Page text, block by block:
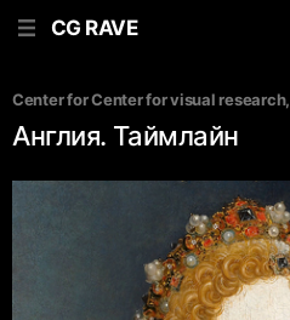
CG RAVE
Center for Center for visual research,
Англия. Таймлайн